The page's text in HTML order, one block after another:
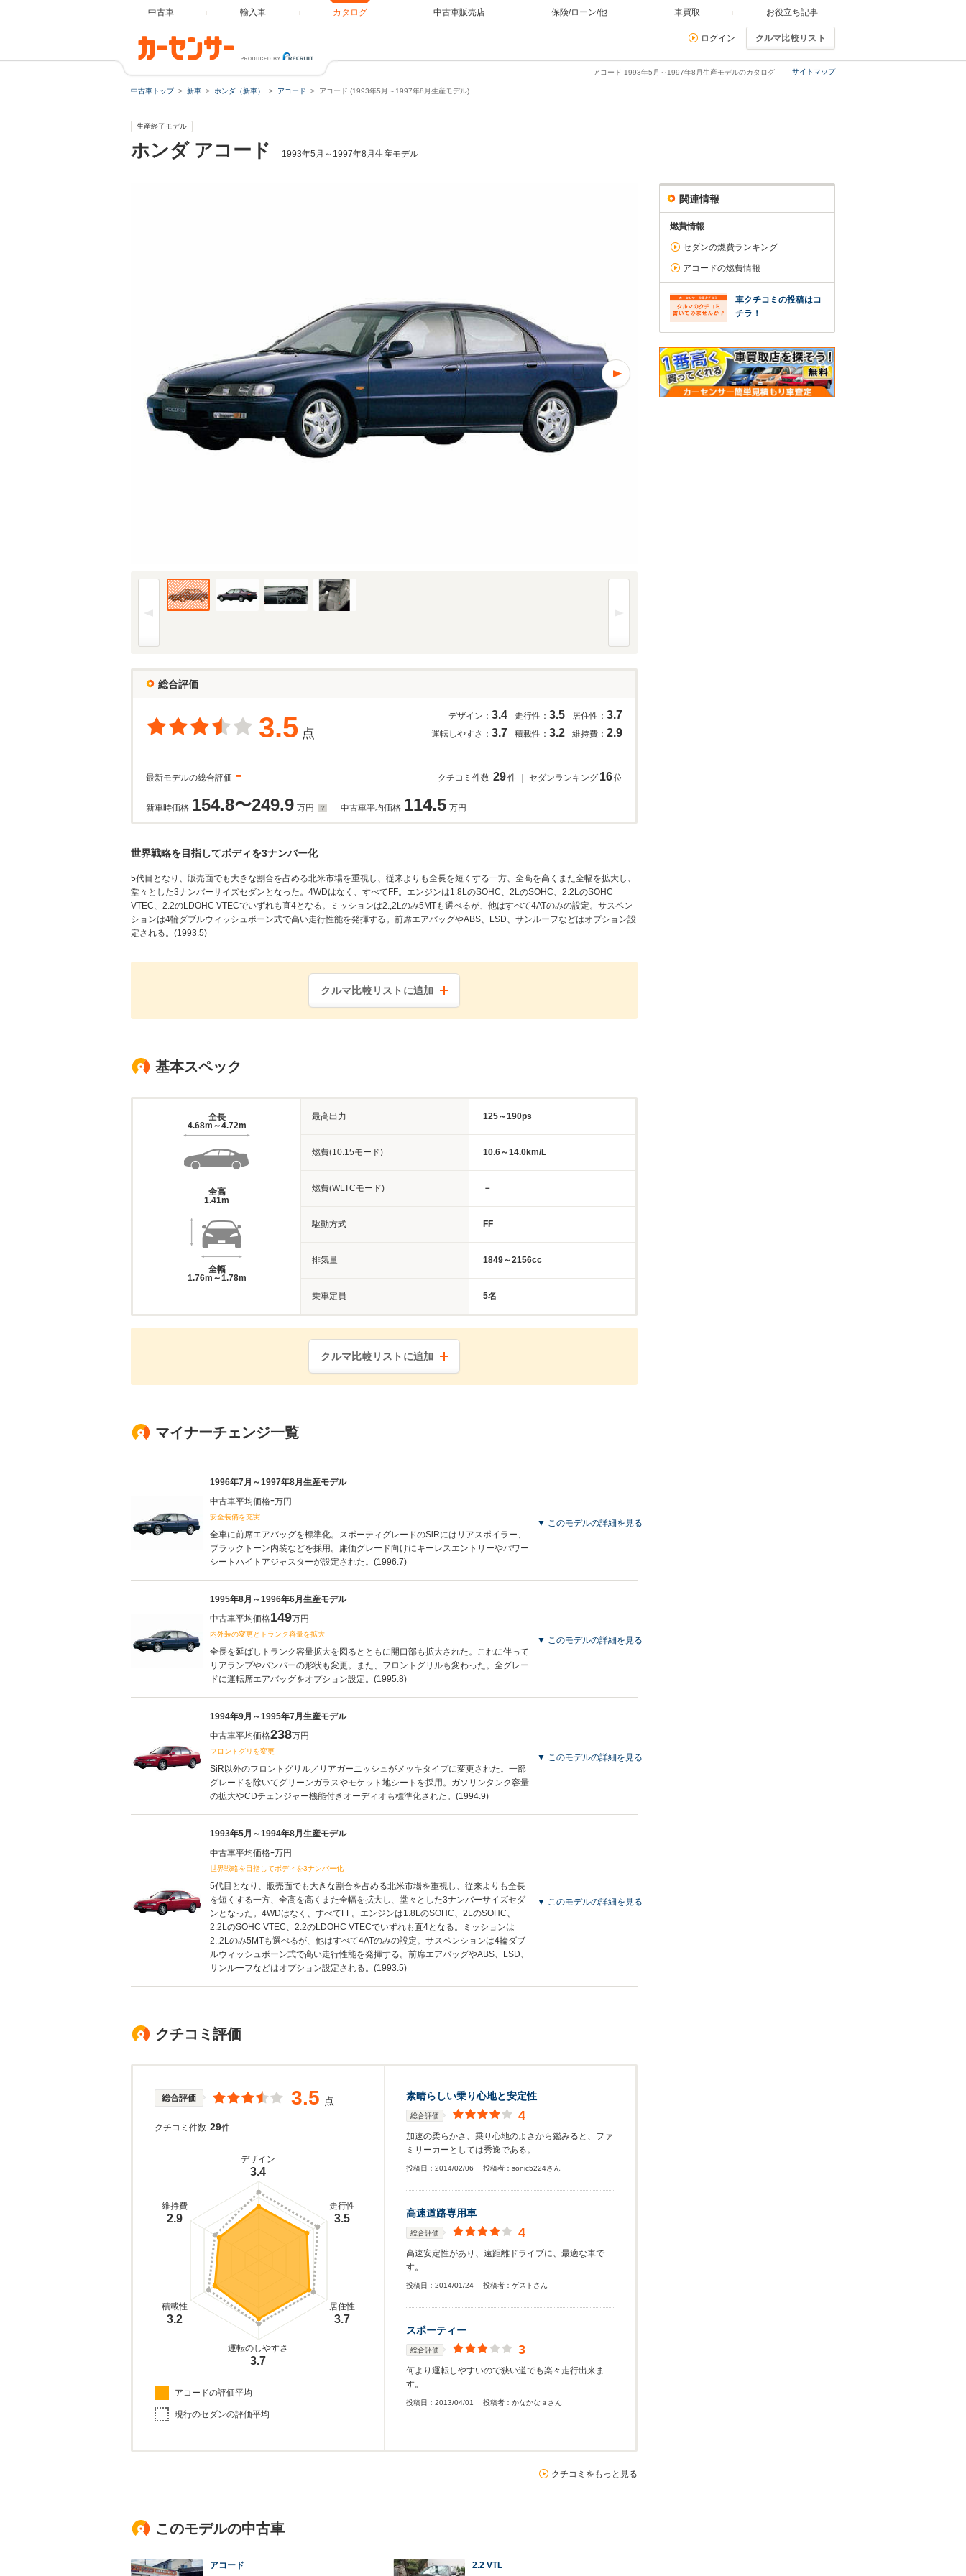
中古車 輸入車 カタログ 中古車販売店 保険/ローン/他 車買取 お役立ち記事
ログイン クルマ比較リスト
サイトマップ
アコード 1993年5月～1997年8月生産モデルのカタログ
中古車トップ 新車 ホンダ（新車） アコード アコード (1993年5月～1997年8月生産モデル)
生産終了モデル
ホンダ アコード 1993年5月～1997年8月生産モデル
95年(H07)8月、MC時の2.2 VTSのフロント (1/4枚)
総合評価
3.5 点
デザイン： 3.4 走行性： 3.5 居住性： 3.7
運転しやすさ： 3.7 積載性： 3.2 維持費： 2.9
最新モデルの総合評価 - クチコミ件数 29件 ｜ セダンランキング 16位
新車時価格 154.8〜249.9 万円 中古車平均価格 114.5 万円
世界戦略を目指してボディを3ナンバー化
5代目となり、販売面でも大きな割合を占める北米市場を重視し、従来よりも全長を短くする一方、全高を高くまた全幅を拡大し、
堂々とした3ナンバーサイズセダンとなった。4WDはなく、すべてFF。エンジンは1.8LのSOHC、2LのSOHC、2.2LのSOHC
VTEC、2.2のLDOHC VTECでいずれも直4となる。ミッションは2.,2Lのみ5MTも選べるが、他はすべて4ATのみの設定。サスペン
ションは4輪ダブルウィッシュボーン式で高い走行性能を発揮する。前席エアバッグやABS、LSD、サンルーフなどはオプション設
定される。(1993.5)
クルマ比較リストに追加
基本スペック
全長
4.68m～4.72m
全高
1.41m
全幅
1.76m～1.78m
最高出力 125～190ps
燃費(10.15モード) 10.6～14.0km/L
燃費(WLTCモード) －
駆動方式 FF
排気量 1849～2156cc
乗車定員 5名
クルマ比較リストに追加
マイナーチェンジ一覧
1996年7月～1997年8月生産モデル
中古車平均価格-万円
安全装備を充実
全車に前席エアバッグを標準化。スポーティグレードのSiRにはリアスポイラー、
ブラックトーン内装などを採用。廉価グレード向けにキーレスエントリーやパワー
シートハイトアジャスターが設定された。(1996.7)
▼ このモデルの詳細を見る
1995年8月～1996年6月生産モデル
中古車平均価格149万円
内外装の変更とトランク容量を拡大
全長を延ばしトランク容量拡大を図るとともに開口部も拡大された。これに伴って
リアランプやバンパーの形状も変更。また、フロントグリルも変わった。全グレー
ドに運転席エアバッグをオプション設定。(1995.8)
▼ このモデルの詳細を見る
1994年9月～1995年7月生産モデル
中古車平均価格238万円
フロントグリを変更
SiR以外のフロントグリル／リアガーニッシュがメッキタイプに変更された。一部
グレードを除いてグリーンガラスやモケット地シートを採用。ガソリンタンク容量
の拡大やCDチェンジャー機能付きオーディオも標準化された。(1994.9)
▼ このモデルの詳細を見る
1993年5月～1994年8月生産モデル
中古車平均価格-万円
世界戦略を目指してボディを3ナンバー化
5代目となり、販売面でも大きな割合を占める北米市場を重視し、従来よりも全長
を短くする一方、全高を高くまた全幅を拡大し、堂々とした3ナンバーサイズセダ
ンとなった。4WDはなく、すべてFF。エンジンは1.8LのSOHC、2LのSOHC、
2.2LのSOHC VTEC、2.2のLDOHC VTECでいずれも直4となる。ミッションは
2.,2Lのみ5MTも選べるが、他はすべて4ATのみの設定。サスペンションは4輪ダブ
ルウィッシュボーン式で高い走行性能を発揮する。前席エアバッグやABS、LSD、
サンルーフなどはオプション設定される。(1993.5)
▼ このモデルの詳細を見る
クチコミ評価
総合評価 3.5 点
クチコミ件数 29件
デザイン
3.4
走行性
3.5
居住性
3.7
運転のしやすさ
3.7
積載性
3.2
維持費
2.9
アコードの評価平均
現行のセダンの評価平均
素晴らしい乗り心地と安定性
総合評価 4
加速の柔らかさ、乗り心地のよさから鑑みると、ファ
ミリーカーとしては秀逸である。
投稿日： 2014/02/06 投稿者： sonic5224さん
高速道路専用車
総合評価 4
高速安定性があり、遠距離ドライブに、最適な車で
す。
投稿日： 2014/01/24 投稿者： ゲストさん
スポーティー
総合評価 3
何より運転しやすいので狭い道でも楽々走行出来ま
す。
投稿日： 2013/04/01 投稿者： かなかなａさん
クチコミをもっと見る
このモデルの中古車
アコード 2.2 VTL
関連情報
燃費情報
セダンの燃費ランキング
アコードの燃費情報
車クチコミの投稿はコ
チラ！